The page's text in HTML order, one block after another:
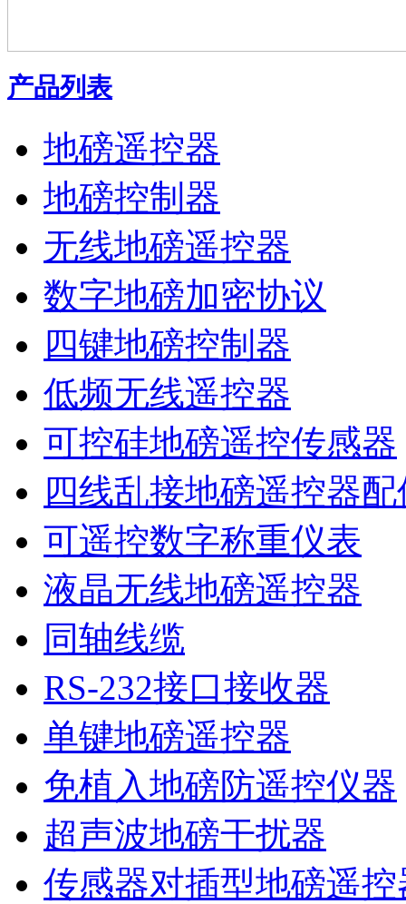
产品列表
地磅遥控器
地磅控制器
无线地磅遥控器
数字地磅加密协议
四键地磅控制器
低频无线遥控器
可控硅地磅遥控传感器
四线乱接地磅遥控器配
可遥控数字称重仪表
液晶无线地磅遥控器
同轴线缆
RS-232接口接收器
单键地磅遥控器
免植入地磅防遥控仪器
超声波地磅干扰器
传感器对插型地磅遥控